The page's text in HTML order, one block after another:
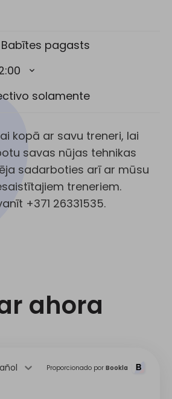
Babītes pagasts
solamente
kopā ar savu treneri, lai
savas nūjas tehnikas
sadarboties arī ar mūsu
treneriem.
+371 26331535.
ahora